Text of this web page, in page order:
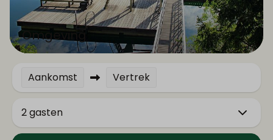
Omgeving
Aankomst Vertrek
2 gasten